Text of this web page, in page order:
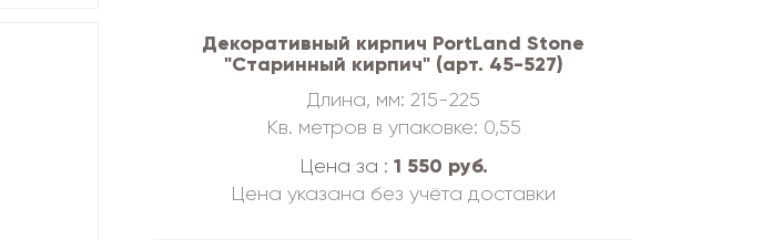
Декоративный кирпич PortLand Stone
"Старинный кирпич" (арт. 45-527)
Длина, мм: 215-225
Кв. метров в упаковке: 0,55
Цена за : 1 550 руб.
Цена указана без учёта доставки